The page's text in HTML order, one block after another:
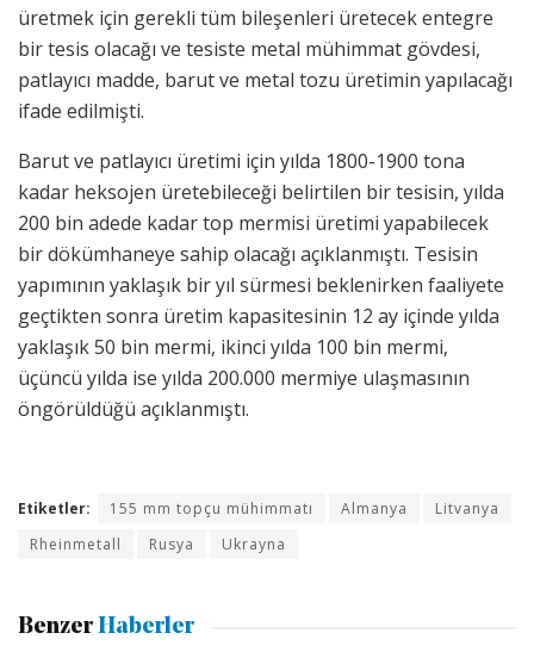
üretmek için gerekli tüm bileşenleri üretecek entegre
bir tesis olacağı ve tesiste metal mühimmat gövdesi,
patlayıcı madde, barut ve metal tozu üretimin yapılacağı
ifade edilmişti.
Barut ve patlayıcı üretimi için yılda 1800-1900 tona
kadar heksojen üretebileceği belirtilen bir tesisin, yılda
200 bin adede kadar top mermisi üretimi yapabilecek
bir dökümhaneye sahip olacağı açıklanmıştı. Tesisin
yapımının yaklaşık bir yıl sürmesi beklenirken faaliyete
geçtikten sonra üretim kapasitesinin 12 ay içinde yılda
yaklaşık 50 bin mermi, ikinci yılda 100 bin mermi,
üçüncü yılda ise yılda 200.000 mermiye ulaşmasının
öngörüldüğü açıklanmıştı.
Etiketler: 155 mm topçu mühimmatı Almanya
Litvanya
Rheinmetall
Rusya Ukrayna
Benzer Haberler